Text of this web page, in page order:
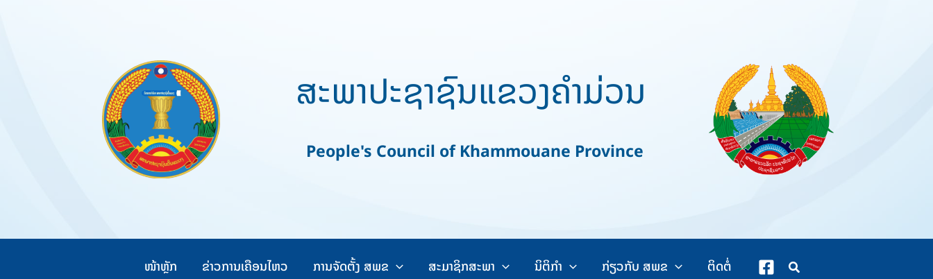
ສະພາປະຊາຊົນແຂວງຄຳມ່ວນ
People's Council of Khammouane Province
ໜ້າຫຼັກ ຂ່າວການເຄືອນໄຫວ ການຈັດຕັ້ງ ສພຂ ສະມາຊິກສະພາ ນິຕິກຳ ກ່ຽວກັບ ສພຂ ຕິດຕໍ່